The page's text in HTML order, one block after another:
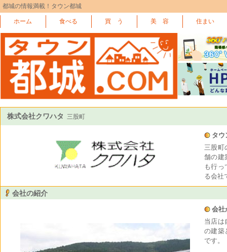
都城の情報満載！タウン都城
ホーム 食べる 買 う 美 容 住まい
株式会社クワハタ 三股町
タウ
三股町
舗の建
も行っ
る会社
会社の紹介
会社
当店は
の建築
です。